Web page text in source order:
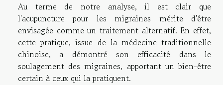
Au terme de notre analyse, il est clair que
l'acupuncture pour les migraines mérite d'être
envisagée comme un traitement alternatif. En effet,
cette pratique, issue de la médecine traditionnelle
chinoise, a démontré son efficacité dans le
soulagement des migraines, apportant un bien-être
certain à ceux qui la pratiquent.